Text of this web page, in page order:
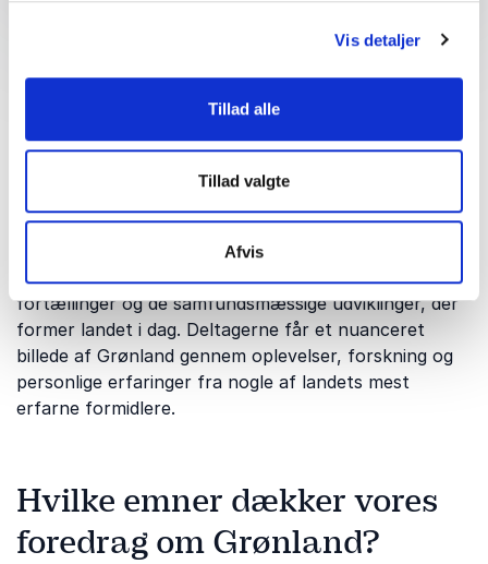
Vis detaljer
Tillad alle
Tillad valgte
Afvis
Hvad er Grønland, og
hvorfor er det relevant?
Grønland er verdens største ø og spiller en stadig
større rolle i internationale spørgsmål om klima,
rummer landet en unik kultur, historie og natur, som
fascinerer mennesker verden over. Et foredrag om
Grønland giver indsigt i både de menneskelige
fortællinger og de samfundsmæssige udviklinger, der
former landet i dag. Deltagerne får et nuanceret
billede af Grønland gennem oplevelser, forskning og
personlige erfaringer fra nogle af landets mest
erfarne formidlere.
Hvilke emner dækker vores
foredrag om Grønland?